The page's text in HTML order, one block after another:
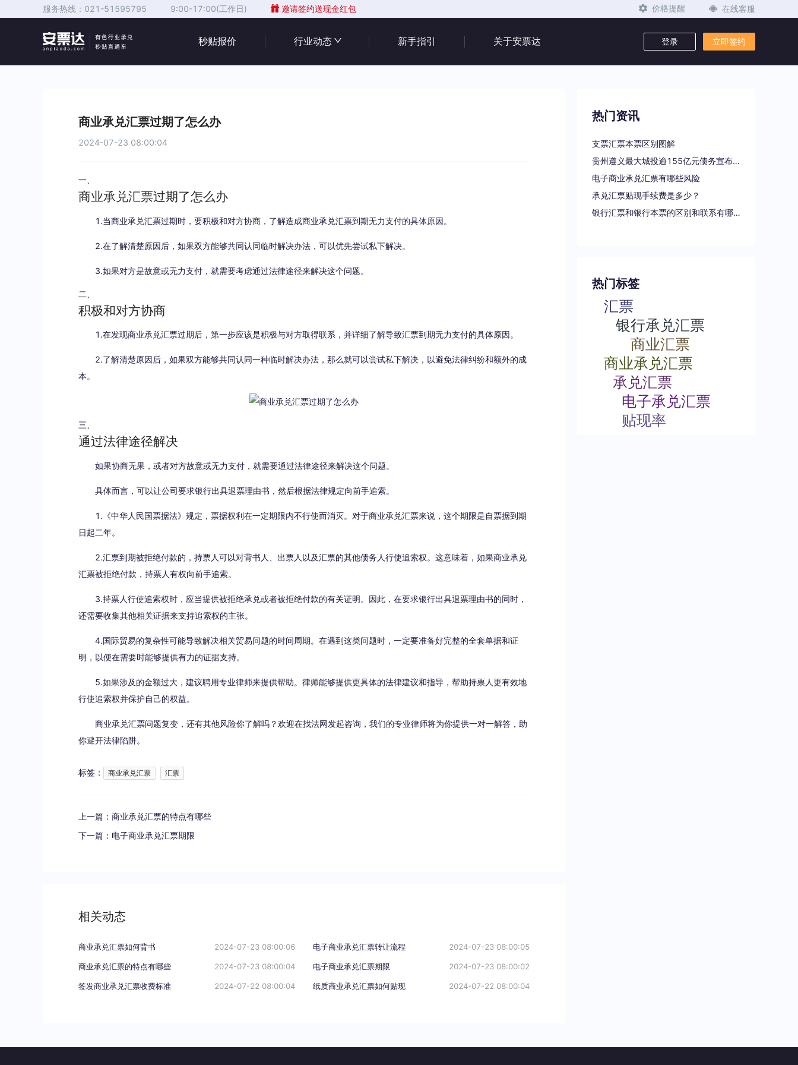
服务热线： 021-51595795 9:00-17:00(工作日) 邀请签约送现金红包 价格提醒 在线客服
秒贴报价 行业动态 新手指引 关于安票达 登录 立即签约
商业承兑汇票过期了怎么办
2024-07-23 08:00:04
一、
商业承兑汇票过期了怎么办
1.当商业承兑汇票过期时，要积极和对方协商，了解造成商业承兑汇票到期无力支付的具体原因。
2.在了解清楚原因后，如果双方能够共同认同临时解决办法，可以优先尝试私下解决。
3.如果对方是故意或无力支付，就需要考虑通过法律途径来解决这个问题。
二、
积极和对方协商
1.在发现商业承兑汇票过期后，第一步应该是积极与对方取得联系，并详细了解导致汇票到期无力支付的具体原因。
2.了解清楚原因后，如果双方能够共同认同一种临时解决办法，那么就可以尝试私下解决，以避免法律纠纷和额外的成
本。
三、
通过法律途径解决
如果协商无果，或者对方故意或无力支付，就需要通过法律途径来解决这个问题。
具体而言，可以让公司要求银行出具退票理由书，然后根据法律规定向前手追索。
1.《中华人民国票据法》规定，票据权利在一定期限内不行使而消灭。对于商业承兑汇票来说，这个期限是自票据到期
日起二年。
2.汇票到期被拒绝付款的，持票人可以对背书人、出票人以及汇票的其他债务人行使追索权。这意味着，如果商业承兑
汇票被拒绝付款，持票人有权向前手追索。
3.持票人行使追索权时，应当提供被拒绝承兑或者被拒绝付款的有关证明。因此，在要求银行出具退票理由书的同时，
还需要收集其他相关证据来支持追索权的主张。
4.国际贸易的复杂性可能导致解决相关贸易问题的时间周期。在遇到这类问题时，一定要准备好完整的全套单据和证
明，以便在需要时能够提供有力的证据支持。
5.如果涉及的金额过大，建议聘用专业律师来提供帮助。律师能够提供更具体的法律建议和指导，帮助持票人更有效地
行使追索权并保护自己的权益。
商业承兑汇票问题复变，还有其他风险你了解吗？欢迎在找法网发起咨询，我们的专业律师将为你提供一对一解答，助
你避开法律陷阱。
标签： 商业承兑汇票 汇票
上一篇： 商业承兑汇票的特点有哪些
下一篇： 电子商业承兑汇票期限
热门资讯
支票汇票本票区别图解
贵州遵义最大城投逾155亿元债务宣布重组
电子商业承兑汇票有哪些风险
承兑汇票贴现手续费是多少？
银行汇票和银行本票的区别和联系有哪些（一文读懂支票、本票和汇票的区别）
热门标签
汇票
银行承兑汇票
商业汇票
商业承兑汇票
承兑汇票
电子承兑汇票
贴现率
相关动态
商业承兑汇票如何背书 2024-07-23 08:00:06 电子商业承兑汇票转让流程 2024-07-23 08:00:05
商业承兑汇票的特点有哪些 2024-07-23 08:00:04 电子商业承兑汇票期限 2024-07-23 08:00:02
签发商业承兑汇票收费标准 2024-07-22 08:00:04 纸质商业承兑汇票如何贴现 2024-07-22 08:00:04